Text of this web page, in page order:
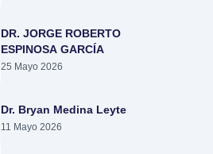
DR. JORGE ROBERTO
ESPINOSA GARCÍA
25 Mayo 2026
Dr. Bryan Medina Leyte
11 Mayo 2026